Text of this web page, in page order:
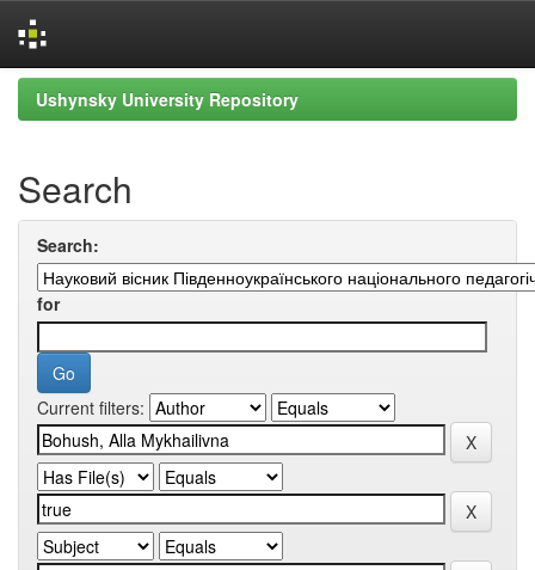
Skip
navigation
Ushynsky University Repository
Search
Search:
for
Current filters: